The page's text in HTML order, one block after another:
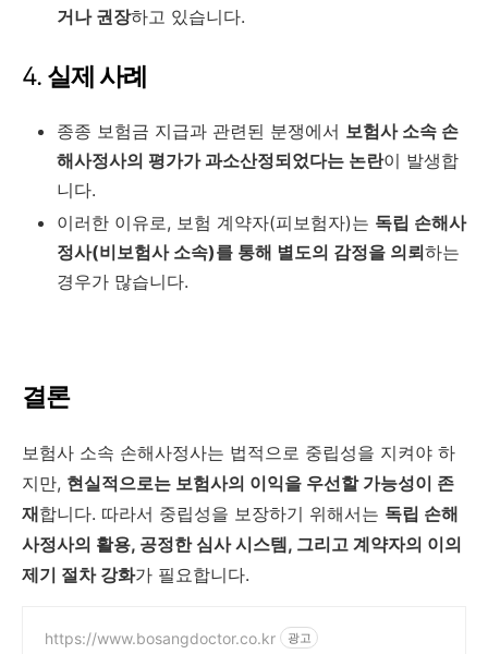
거나 권장하고 있습니다.
4. 실제 사례
종종 보험금 지급과 관련된 분쟁에서 보험사 소속 손
해사정사의 평가가 과소산정되었다는 논란이 발생합
니다.
이러한 이유로, 보험 계약자(피보험자)는 독립 손해사
정사(비보험사 소속)를 통해 별도의 감정을 의뢰하는
경우가 많습니다.
결론
보험사 소속 손해사정사는 법적으로 중립성을 지켜야 하
지만, 현실적으로는 보험사의 이익을 우선할 가능성이 존
재합니다. 따라서 중립성을 보장하기 위해서는 독립 손해
사정사의 활용, 공정한 심사 시스템, 그리고 계약자의 이의
제기 절차 강화가 필요합니다.
https://www.bosangdoctor.co.kr 광고